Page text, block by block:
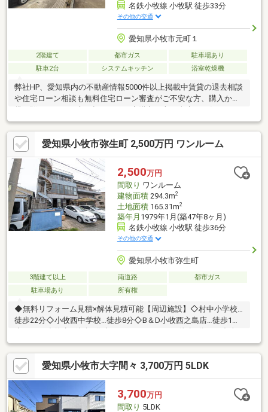
名鉄小牧線 小牧駅 徒歩33分
その他の交通
愛知県小牧市元町１
2階建て 都市ガス
駐車場あり
駐車2台
システムキッチン 浴室乾燥機
弊社HP、愛知県内の不動産情報5000件以上掲載中賃貸の退去相談
や住宅ローン相談も無料住宅ローン審査がご不安な方、購入か賃
貸で悩まれている方、初めてのお家購入の方は当店にお任せくだ
さい。当店であれば、頭金、自己資金がなくてもお家の購入が可
能引っ越し費用や家具家電の費用、カーポートや太陽光、蓄電池
などのオプション工事代も住宅ローンに組み込めます。車のロー
ン等を住宅ローンにまとめられる、おまとめローン取り扱い銀行
のご紹介も可能です。資料請求、複数内覧、近隣物件との比較
等、お気軽にご相談ください
愛知県小牧市弥生町 2,500万円 ワンルーム
2,500万円
間取り ワンルーム
建物面積294.3m2
土地面積165.31m2
築年月 1979年1月(築47年8ヶ月)
名鉄小牧線 小牧駅 徒歩36分
その他の交通
愛知県小牧市弥生町
3階建て以上 南道路
都市ガス
駐車場あり
所有権
◆無料リフォーム見積×解体見積可能【周辺施設】◇村中小学校…
徒歩22分◇小牧西中学校…徒歩8分◇B＆D小牧西之島店…徒歩1分
物件・リフォームはニッカ不動産へお任せ下さい／／
愛知県小牧市大字間々 3,700万円 5LDK
3,700万円
間取り 5LDK